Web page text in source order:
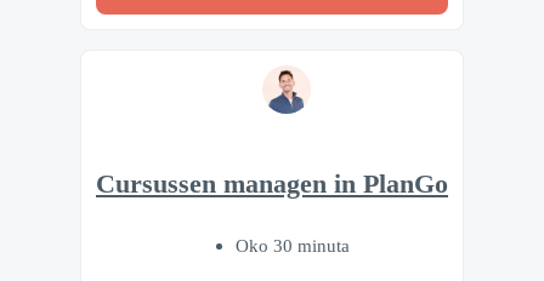
Cursussen managen in PlanGo
Oko 30 minuta